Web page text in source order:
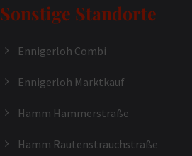
Sonstige Standorte
Ennigerloh Combi
Ennigerloh Marktkauf
Hamm Hammerstraße
Hamm Rautenstrauchstraße